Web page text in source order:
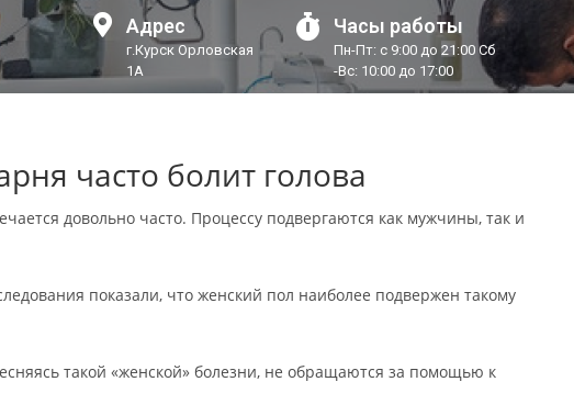
Адрес
г.Курск Орловская
1А
Часы работы
Пн-Пт: с 9:00 до 21:00 Сб
-Вс: 10:00 до 17:00
часто болит голова
довольно часто. Процессу подвергаются как мужчины, так и
показали, что женский пол наиболее подвержен такому
такой «женской» болезни, не обращаются за помощью к